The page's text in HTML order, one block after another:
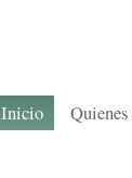
Inicio